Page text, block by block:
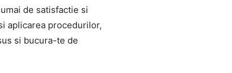
de satisfactie si
aplicarea procedurilor,
si bucura-te de